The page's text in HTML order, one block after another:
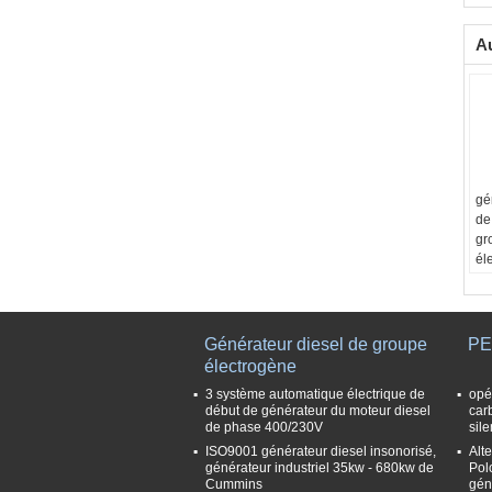
Générateur diesel de groupe
électrogène
3 système automatique électrique de
début de générateur du moteur diesel
de phase 400/230V
ISO9001 générateur diesel insonorisé,
générateur industriel 35kw - 680kw de
Cummins